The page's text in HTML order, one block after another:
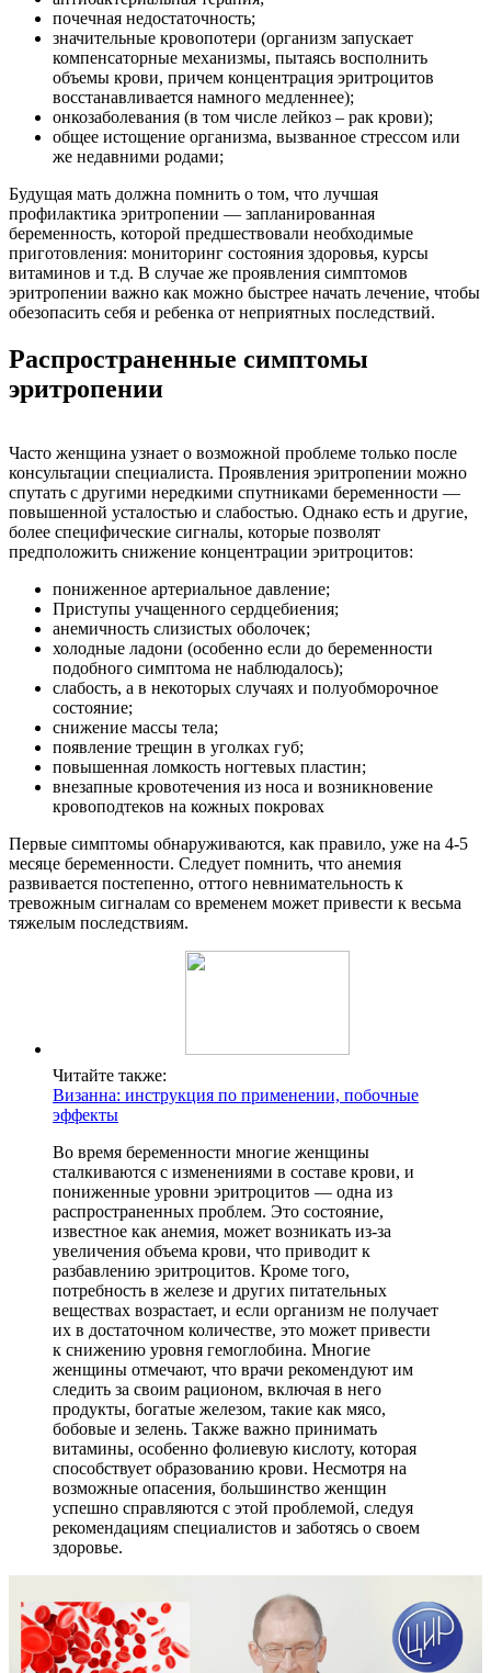
почечная недостаточность;
значительные кровопотери (организм запускает
компенсаторные механизмы, пытаясь восполнить
объемы крови, причем концентрация эритроцитов
восстанавливается намного медленнее);
онкозаболевания (в том числе лейкоз – рак крови);
общее истощение организма, вызванное стрессом или
же недавними родами;
Будущая мать должна помнить о том, что лучшая
профилактика эритропении — запланированная
беременность, которой предшествовали необходимые
приготовления: мониторинг состояния здоровья, курсы
витаминов и т.д. В случае же проявления симптомов
эритропении важно как можно быстрее начать лечение, чтобы
обезопасить себя и ребенка от неприятных последствий.
Распространенные симптомы
эритропении
Часто женщина узнает о возможной проблеме только после
консультации специалиста. Проявления эритропении можно
спутать с другими нередкими спутниками беременности —
повышенной усталостью и слабостью. Однако есть и другие,
более специфические сигналы, которые позволят
предположить снижение концентрации эритроцитов:
пониженное артериальное давление;
Приступы учащенного сердцебиения;
анемичность слизистых оболочек;
холодные ладони (особенно если до беременности
подобного симптома не наблюдалось);
слабость, а в некоторых случаях и полуобморочное
состояние;
снижение массы тела;
появление трещин в уголках губ;
повышенная ломкость ногтевых пластин;
внезапные кровотечения из носа и возникновение
кровоподтеков на кожных покровах
Первые симптомы обнаруживаются, как правило, уже на 4-5
месяце беременности. Следует помнить, что анемия
развивается постепенно, оттого невнимательность к
тревожным сигналам со временем может привести к весьма
тяжелым последствиям.
Читайте также:
Визанна: инструкция по применении, побочные
эффекты
Во время беременности многие женщины
сталкиваются с изменениями в составе крови, и
пониженные уровни эритроцитов — одна из
распространенных проблем. Это состояние,
известное как анемия, может возникать из-за
увеличения объема крови, что приводит к
разбавлению эритроцитов. Кроме того,
потребность в железе и других питательных
веществах возрастает, и если организм не получает
их в достаточном количестве, это может привести
к снижению уровня гемоглобина. Многие
женщины отмечают, что врачи рекомендуют им
следить за своим рационом, включая в него
продукты, богатые железом, такие как мясо,
бобовые и зелень. Также важно принимать
витамины, особенно фолиевую кислоту, которая
способствует образованию крови. Несмотря на
возможные опасения, большинство женщин
успешно справляются с этой проблемой, следуя
рекомендациям специалистов и заботясь о своем
здоровье.